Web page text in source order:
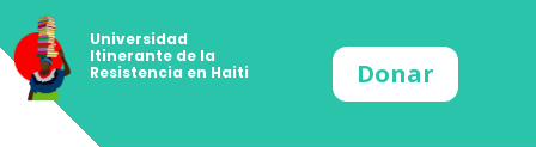
Universidad
Itinerante de la
Resistencia en Haiti
Donar